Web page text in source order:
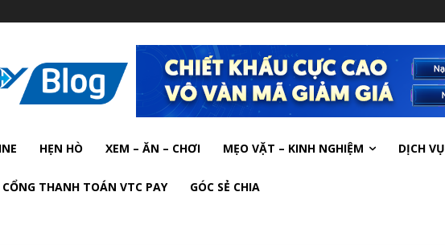
HẸN HÒ XEM – ĂN – CHƠI MẸO VẶT – KINH NGHIỆM DỊCH VỤ
CỔNG THANH TOÁN VTC PAY GÓC SẺ CHIA